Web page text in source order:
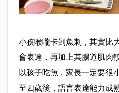
小孩喉嚨卡到魚刺，其實比
會表達，再加上其腸道肌肉
以孩子吃魚，家長一定要很
至四歲後，語言表達能力成